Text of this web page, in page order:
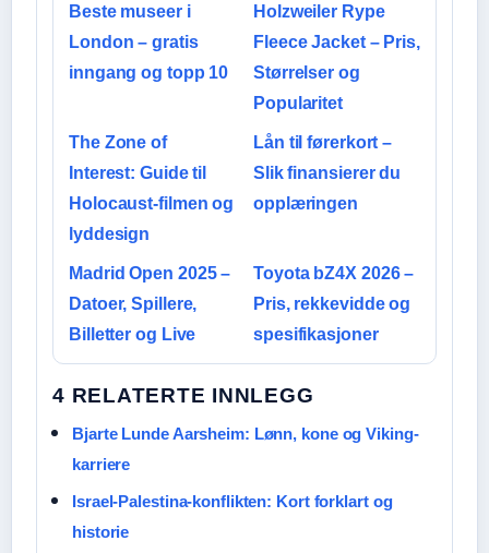
Beste museer i
London – gratis
inngang og topp 10
Holzweiler Rype
Fleece Jacket – Pris,
Størrelser og
Popularitet
The Zone of
Interest: Guide til
Holocaust-filmen og
lyddesign
Lån til førerkort –
Slik finansierer du
opplæringen
Madrid Open 2025 –
Datoer, Spillere,
Billetter og Live
Toyota bZ4X 2026 –
Pris, rekkevidde og
spesifikasjoner
4 RELATERTE INNLEGG
Bjarte Lunde Aarsheim: Lønn, kone og Viking-
karriere
Israel-Palestina-konflikten: Kort forklart og
historie